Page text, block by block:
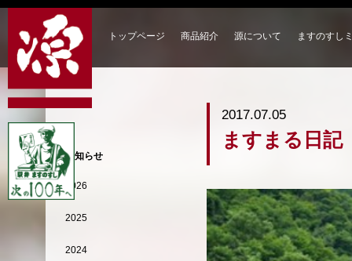
トップページ 商品紹介 源について ますのすし
2017.07.05
ますまる日記
お知らせ
2026
2025
2024